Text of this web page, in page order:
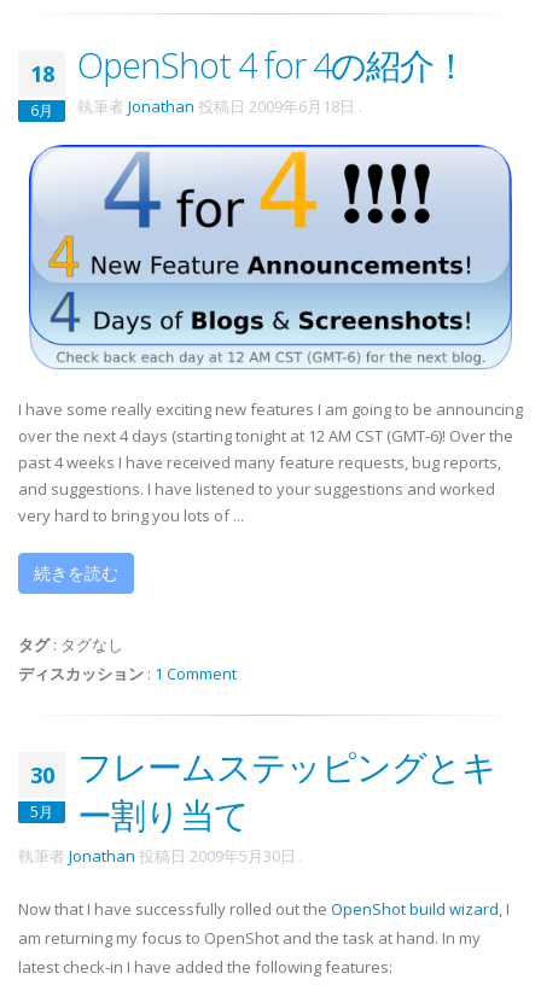
18
6月
OpenShot 4 for 4の紹介！
執筆者 Jonathan 投稿日 2009年6月18日 .
I have some really exciting new features I am going to be announcing
over the next 4 days (starting tonight at 12 AM CST (GMT-6)! Over the
past 4 weeks I have received many feature requests, bug reports,
and suggestions. I have listened to your suggestions and worked
very hard to bring you lots of ...
続きを読む
タグ: タグなし
ディスカッション : 1 Comment
30
5月
フレームステッピングとキ
ー割り当て
執筆者 Jonathan 投稿日 2009年5月30日 .
Now that I have successfully rolled out the OpenShot build wizard, I
am returning my focus to OpenShot and the task at hand. In my
latest check-in I have added the following features: